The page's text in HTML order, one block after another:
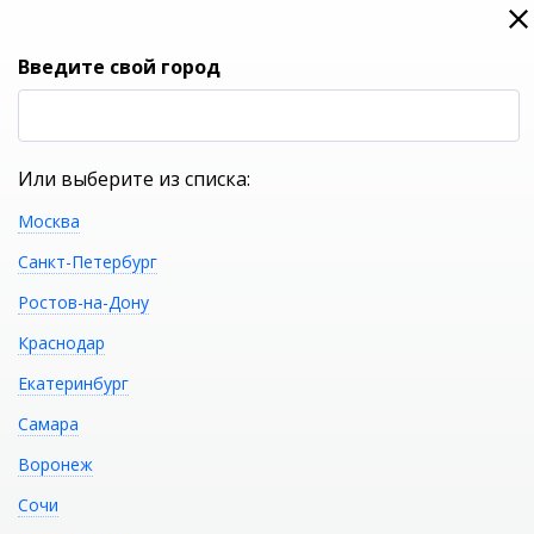
0
Акриловая ванна GEMY
G9210
Введите свой город
Или выберите из списка:
Москва
Санкт-Петербург
Ростов-на-Дону
Краснодар
Екатеринбург
Самара
Воронеж
Сочи